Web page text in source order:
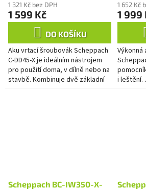
1 321 Kč bez DPH
1 599 Kč
DO KOŠÍKU
Aku vrtací šroubovák Scheppach
C-DD45-X je ideálním nástrojem
pro použití doma, v dílně nebo na
stavbě. Kombinuje dvě základní
funkce v jednom nástroji (vrtání
1 652 Kč
1 999
Výkonná
i leštění.
Scheppach BC-IW350-X-